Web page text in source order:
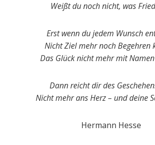
Weißt du noch nicht, was
Erst wenn du jedem Wunsch
Nicht Ziel mehr noch Begehren
Das Glück nicht mehr mit
Dann reicht dir des
Nicht mehr ans Herz – und deine
Hermann Hesse